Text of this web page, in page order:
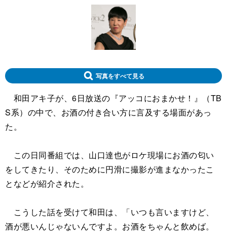
写真をすべて見る
和田アキ子が、6日放送の『アッコにおまかせ！』（TB
S系）の中で、お酒の付き合い方に言及する場面があっ
た。
この日同番組では、山口達也がロケ現場にお酒の匂い
をしてきたり、そのために円滑に撮影が進まなかったこ
となどが紹介された。
こうした話を受けて和田は、「いつも言いますけど、
酒が悪いんじゃないんですよ。お酒をちゃんと飲めば。